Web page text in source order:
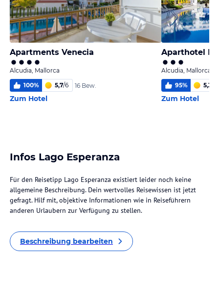
Apartments Venecia
Alcudia, Mallorca
100% 5,7/6 16 Bew.
Zum Hotel
Aparthotel
Alcudia, Mallorca
95% 5,3
Zum Hotel
Infos Lago Esperanza
Für den Reisetipp Lago Esperanza existiert leider noch keine
allgemeine Beschreibung. Dein wertvolles Reisewissen ist jetzt
gefragt. Hilf mit, objektive Informationen wie in Reiseführern
anderen Urlaubern zur Verfügung zu stellen.
Beschreibung bearbeiten